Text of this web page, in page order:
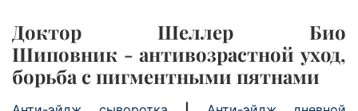
Доктор Шеллер Био
Шиповник -антивозрастной уход,
борьба с пигментными пятнами